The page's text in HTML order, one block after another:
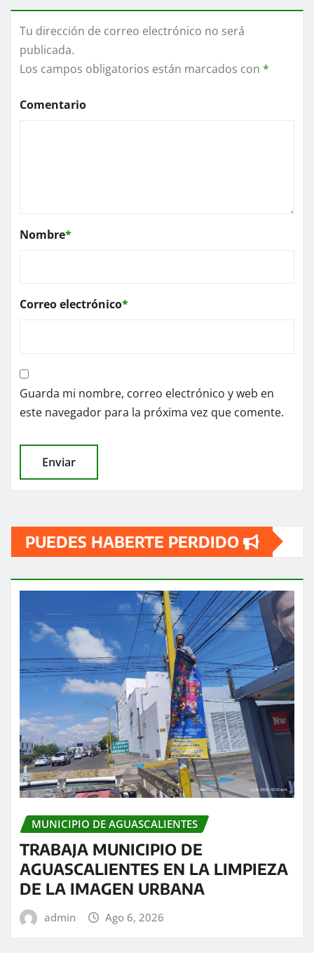
Tu dirección de correo electrónico no será
publicada.
Los campos obligatorios están marcados con *
Comentario
Nombre*
Correo electrónico*
Guarda mi nombre, correo electrónico y web en
este navegador para la próxima vez que comente.
PUEDES HABERTE PERDIDO
MUNICIPIO DE AGUASCALIENTES
TRABAJA MUNICIPIO DE
AGUASCALIENTES EN LA LIMPIEZA
DE LA IMAGEN URBANA
admin Ago 6, 2026